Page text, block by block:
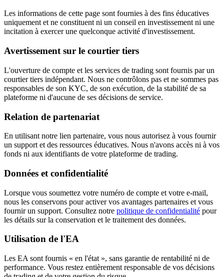
Les informations de cette page sont fournies à des fins éducatives
uniquement et ne constituent ni un conseil en investissement ni une
incitation à exercer une quelconque activité d'investissement.
Avertissement sur le courtier tiers
L'ouverture de compte et les services de trading sont fournis par un
courtier tiers indépendant. Nous ne contrôlons pas et ne sommes pas
responsables de son KYC, de son exécution, de la stabilité de sa
plateforme ni d'aucune de ses décisions de service.
Relation de partenariat
En utilisant notre lien partenaire, vous nous autorisez à vous fournir
un support et des ressources éducatives. Nous n'avons accès ni à vos
fonds ni aux identifiants de votre plateforme de trading.
Données et confidentialité
Lorsque vous soumettez votre numéro de compte et votre e-mail,
nous les conservons pour activer vos avantages partenaires et vous
fournir un support. Consultez notre politique de confidentialité pour
les détails sur la conservation et le traitement des données.
Utilisation de l'EA
Les EA sont fournis « en l'état », sans garantie de rentabilité ni de
performance. Vous restez entièrement responsable de vos décisions